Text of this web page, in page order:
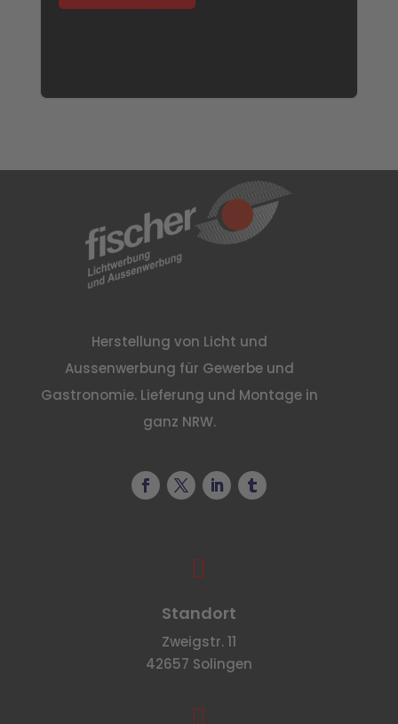
Herstellung von Licht und
Aussenwerbung für Gewerbe und
Gastronomie. Lieferung und Montage in
ganz NRW.

Standort
Zweigstr. 11
42657 Solingen
